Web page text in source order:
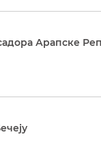
Арапске